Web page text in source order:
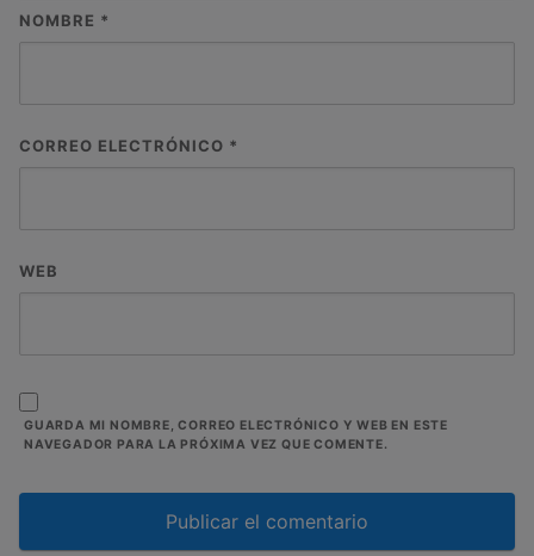
NOMBRE *
CORREO ELECTRÓNICO *
WEB
GUARDA MI NOMBRE, CORREO ELECTRÓNICO Y WEB EN ESTE
NAVEGADOR PARA LA PRÓXIMA VEZ QUE COMENTE.